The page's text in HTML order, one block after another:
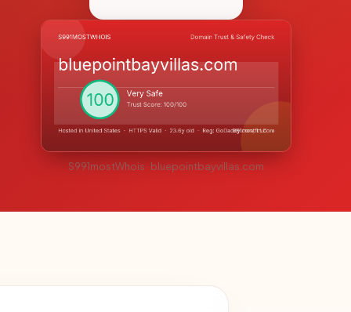
S991mostWhois · bluepointbayvillas.com